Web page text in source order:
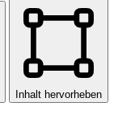
Inhalt hervorheben